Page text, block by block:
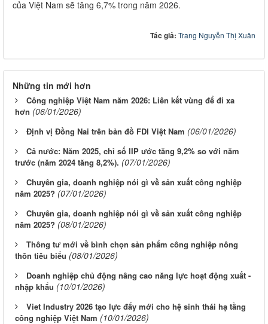
của Việt Nam sẽ tăng 6,7% trong năm 2026.
Tác giả: Trang Nguyễn Thị Xuân
Những tin mới hơn
Công nghiệp Việt Nam năm 2026: Liên kết vùng để đi xa
hơn (06/01/2026)
Định vị Đồng Nai trên bản đồ FDI Việt Nam (06/01/2026)
Cả nước: Năm 2025, chỉ số IIP ước tăng 9,2% so với năm
trước (năm 2024 tăng 8,2%). (07/01/2026)
Chuyên gia, doanh nghiệp nói gì về sản xuất công nghiệp
năm 2025? (07/01/2026)
Chuyên gia, doanh nghiệp nói gì về sản xuất công nghiệp
năm 2025? (08/01/2026)
Thông tư mới về bình chọn sản phẩm công nghiệp nông
thôn tiêu biểu (08/01/2026)
Doanh nghiệp chủ động nâng cao năng lực hoạt động xuất -
nhập khẩu (10/01/2026)
Viet Industry 2026 tạo lực đẩy mới cho hệ sinh thái hạ tầng
công nghiệp Việt Nam (10/01/2026)